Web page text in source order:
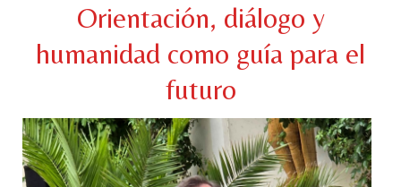
Orientación, diálogo y
humanidad como guía para el
futuro